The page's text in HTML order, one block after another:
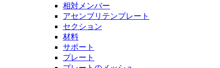
相対メンバー
アセンブリテンプレート
セクション
材料
サポート
プレート